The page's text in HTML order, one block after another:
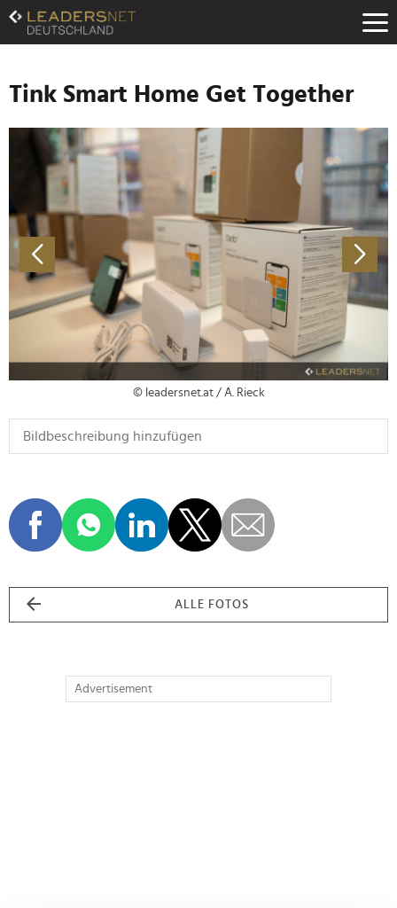
Zum
Inhalt
Zur
Navigation
Zur
Hauptnavigation
Tink Smart Home Get Together
© leadersnet.at / A. Rieck
ALLE FOTOS
Advertisement